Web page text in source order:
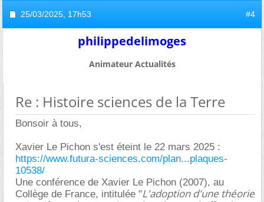
25/03/2025, 17h53 #4
philippedelimoges
Animateur Actualités
Re : Histoire sciences de la Terre
Bonsoir à tous,
Xavier Le Pichon s'est éteint le 22 mars 2025 :
https://www.futura-sciences.com/plan...plaques-
10538/
Une conférence de Xavier Le Pichon (2007), au
Collège de France, intitulée "L'adoption d'une théorie